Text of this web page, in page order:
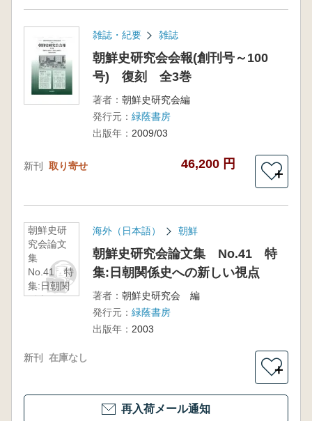
雑誌・紀要 雑誌
朝鮮史研究会会報(創刊号～100
号) 復刻 全3巻
著者： 朝鮮史研究会編
発行元： 緑蔭書房
出版年： 2009/03
新刊 取り寄せ 46,200 円
＋
朝鮮史研
究会論文
集
No.41 特
集:日朝関
係史への
海外（日本語） 朝鮮
朝鮮史研究会論文集 No.41 特
集:日朝関係史への新しい視点
著者： 朝鮮史研究会 編
発行元： 緑蔭書房
出版年： 2003
新刊 在庫なし
＋
再入荷メール通知